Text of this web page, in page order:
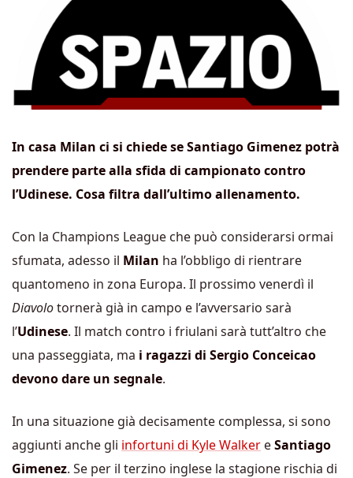
In casa Milan ci si chiede se Santiago Gimenez potrà
prendere parte alla sfida di campionato contro
l’Udinese. Cosa filtra dall’ultimo allenamento.
Con la Champions League che può considerarsi ormai
sfumata, adesso il Milan ha l’obbligo di rientrare
quantomeno in zona Europa. Il prossimo venerdì il
Diavolotornerà già in campo e l’avversario sarà
l’Udinese. Il match contro i friulani sarà tutt’altro che
una passeggiata, ma i ragazzi di Sergio Conceicao
devono dare un segnale.
In una situazione già decisamente complessa, si sono
aggiunti anche gli infortuni di Kyle Walker eSantiago
Gimenez. Se per il terzino inglese la stagione rischia di